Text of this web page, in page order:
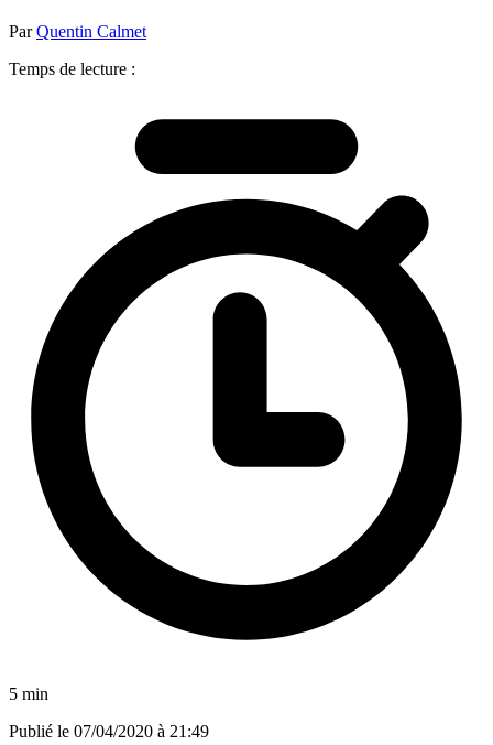
ParQuentin Calmet
Temps de lecture :
5 min
Publié le 07/04/2020 à 21:49